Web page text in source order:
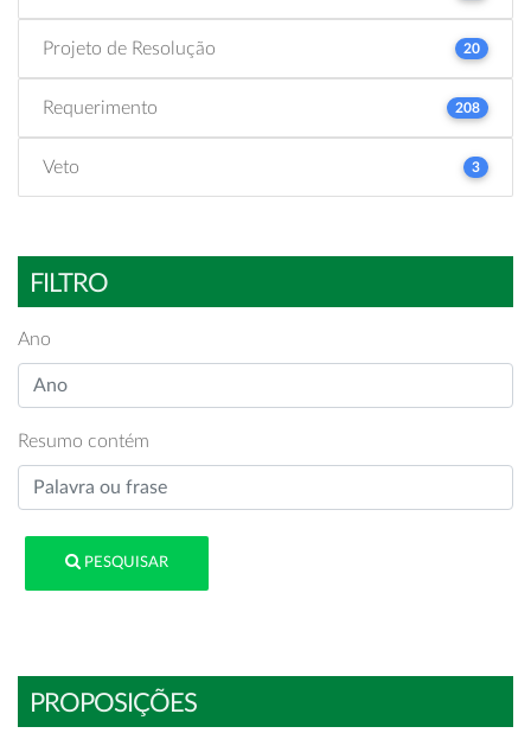
Projeto de Resolução 20
Requerimento 208
Veto 3
FILTRO
Ano
Resumo contém
PESQUISAR
PROPOSIÇÕES